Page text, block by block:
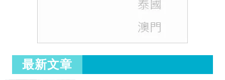
最新文章